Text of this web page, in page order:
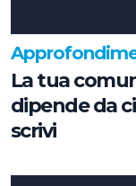
La tua
dipende da
scrivi